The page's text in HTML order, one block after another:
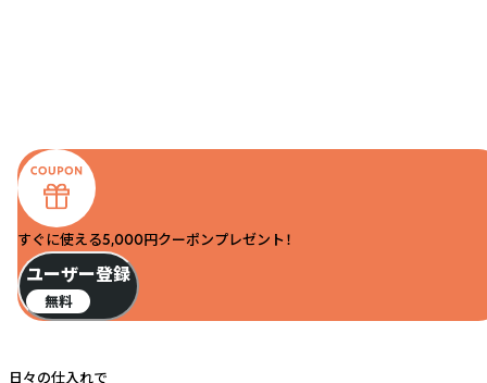
すぐに使える5,000円クーポンプレゼント！
ユーザー登録
無料
日々の仕入れで